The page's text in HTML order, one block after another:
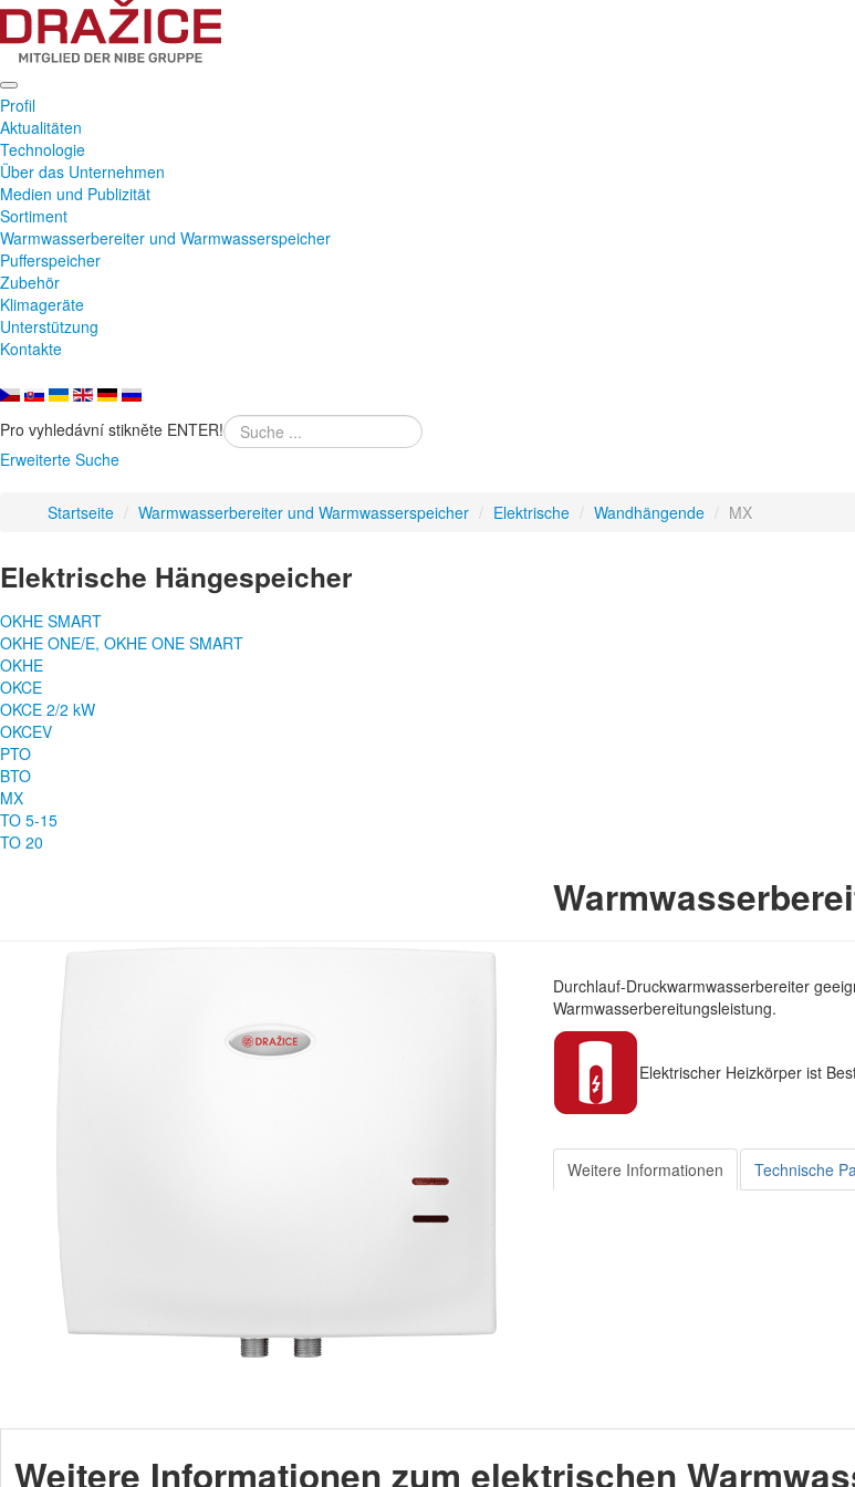
Profil
Aktualitäten
Technologie
Über das Unternehmen
Medien und Publizität
Sortiment
Warmwasserbereiter und Warmwasserspeicher
Pufferspeicher
Zubehör
Klimageräte
Unterstützung
Kontakte
Pro vyhledávní stikněte ENTER!
Erweiterte Suche
Startseite / Warmwasserbereiter und Warmwasserspeicher / Elektrische / Wandhängende / MX
Elektrische Hängespeicher
OKHE SMART
OKHE ONE/E, OKHE ONE SMART
OKHE
OKCE
OKCE 2/2 kW
OKCEV
PTO
BTO
MX
TO 5-15
TO 20
Durchlauf-Druckwarmwasserbereiter
Warmwasserbereitungsleistung.
Elektrischer Heizkörper ist
Weitere Informationen Technische
Weitere Informationen zum elektrischen